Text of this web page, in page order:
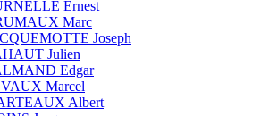
Ernest
Marc
Joseph
Julien
Edgar
Marcel
Albert